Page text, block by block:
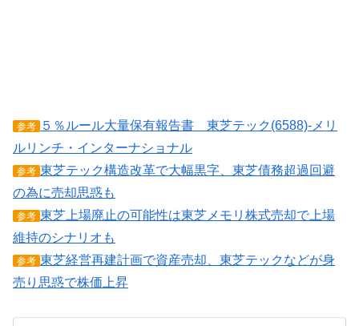
参考
５％ルール大量保有報告書 東芝テック(6588)-メリ
ルリンチ・インターナショナル
参考 東芝テック構造改革で大幅黒字、東芝債務超過回避
の為に売却思惑も
参考 東芝上場廃止の可能性は東芝メモリ株式売却で上場
維持のシナリオも
参考 東芝経営再建計画で資産売却、東芝テックなどが身
売り思惑で株価上昇